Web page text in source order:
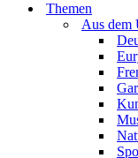
Themen
Aus dem